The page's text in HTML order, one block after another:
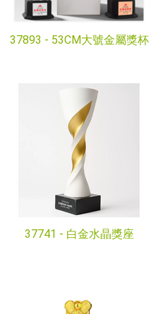
37893 - 53CM大號金屬獎杯
37741 - 白金水晶獎座